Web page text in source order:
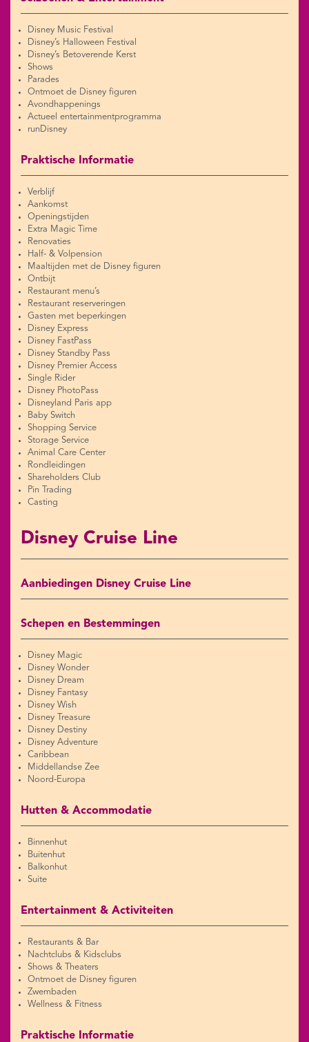
Disney Music Festival
Disney’s Halloween Festival
Disney’s Betoverende Kerst
Shows
Parades
Ontmoet de Disney figuren
Avondhappenings
Actueel entertainmentprogramma
runDisney
Praktische Informatie
Verblijf
Aankomst
Openingstijden
Extra Magic Time
Renovaties
Half- & Volpension
Maaltijden met de Disney figuren
Ontbijt
Restaurant menu’s
Restaurant reserveringen
Gasten met beperkingen
Disney Express
Disney FastPass
Disney Standby Pass
Disney Premier Access
Single Rider
Disney PhotoPass
Disneyland Paris app
Baby Switch
Shopping Service
Storage Service
Animal Care Center
Rondleidingen
Shareholders Club
Pin Trading
Casting
Disney Cruise Line
Aanbiedingen Disney Cruise Line
Schepen en Bestemmingen
Disney Magic
Disney Wonder
Disney Dream
Disney Fantasy
Disney Wish
Disney Treasure
Disney Destiny
Disney Adventure
Caribbean
Middellandse Zee
Noord-Europa
Hutten & Accommodatie
Binnenhut
Buitenhut
Balkonhut
Suite
Entertainment & Activiteiten
Restaurants & Bar
Nachtclubs & Kidsclubs
Shows & Theaters
Ontmoet de Disney figuren
Zwembaden
Wellness & Fitness
Praktische Informatie